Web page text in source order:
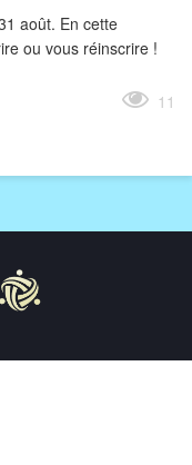
août. En cette
ou vous réinscrire !
11